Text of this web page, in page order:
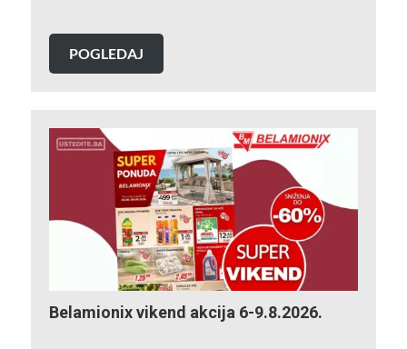
POGLEDAJ
Belamionix vikend akcija 6-9.8.2026.